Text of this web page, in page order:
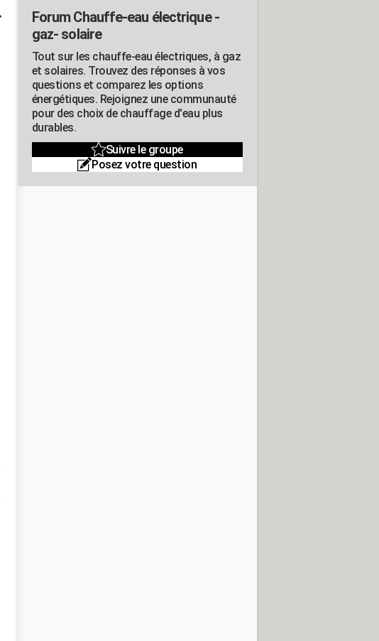
Forum Chauffe-eau électrique -
gaz- solaire
Tout sur les chauffe-eau électriques, à gaz
et solaires. Trouvez des réponses à vos
questions et comparez les options
énergétiques. Rejoignez une communauté
pour des choix de chauffage d'eau plus
durables.
Suivre le groupe
Posez votre question